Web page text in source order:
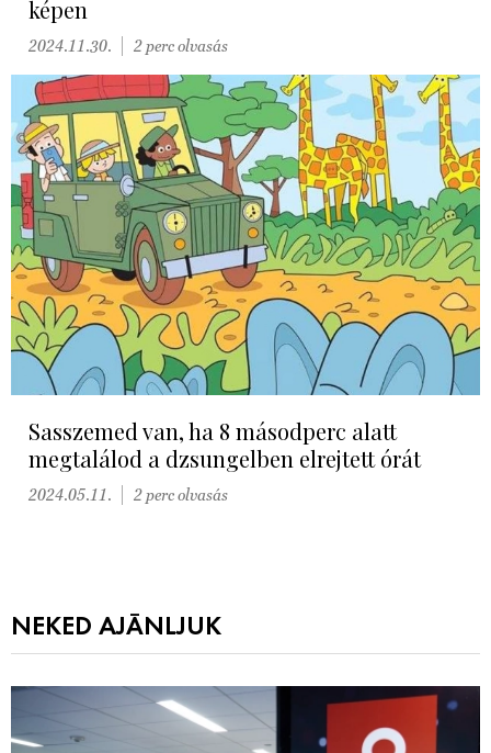
képen
2024.11.30. 2 perc olvasás
Sasszemed van, ha 8 másodperc alatt
megtalálod a dzsungelben elrejtett órát
2024.05.11. 2 perc olvasás
NEKED AJÁNLJUK